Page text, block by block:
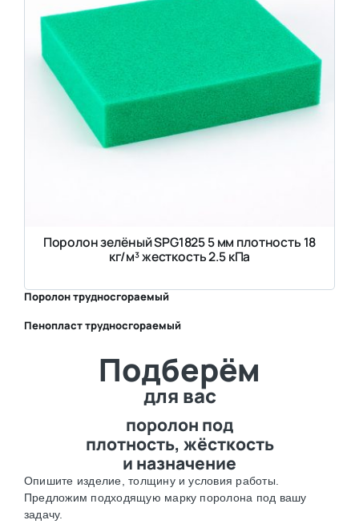
Поролон зелёный SPG1825 5 мм плотность 18
кг/м³ жесткость 2.5 кПа
Поролон трудносгораемый
Пенопласт трудносгораемый
Подберём
для вас
поролон под
плотность, жёсткость
и назначение
Опишите изделие, толщину и условия работы.
Предложим подходящую марку поролона под вашу
задачу.